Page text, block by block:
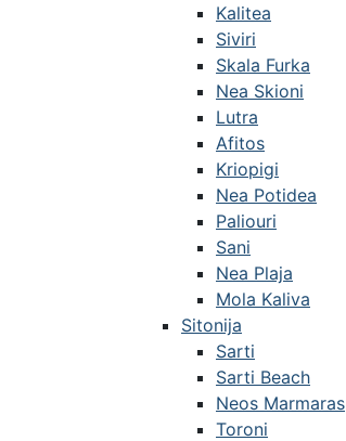
Kalitea
Siviri
Skala Furka
Nea Skioni
Lutra
Afitos
Kriopigi
Nea Potidea
Paliouri
Sani
Nea Plaja
Mola Kaliva
Sitonija
Sarti
Sarti Beach
Neos Marmaras
Toroni